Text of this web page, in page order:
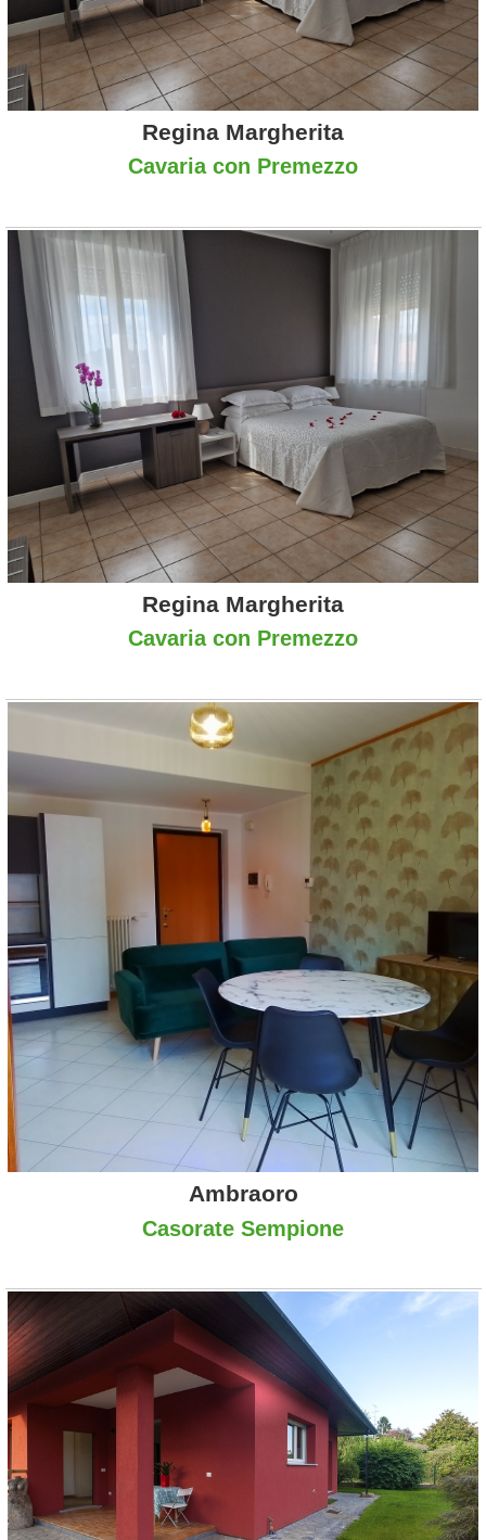
Regina Margherita
Cavaria con Premezzo
Regina Margherita
Cavaria con Premezzo
Ambraoro
Casorate Sempione